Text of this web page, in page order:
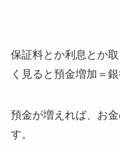
保証料とか利息とか
く見ると預金増加＝
預金が増えれば、お
す。